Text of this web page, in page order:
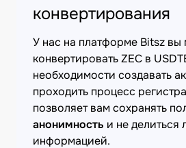
конвертирования
У нас на платформе Bitsz вы
конвертировать ZEC в
необходимости создавать
проходить процесс
позволяет вам сохранять
анонимность и не делиться
информацией.